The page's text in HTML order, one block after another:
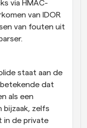
via HMAC-
van IDOR
van fouten uit
staat aan de
dat
als een
bijzaak, zelfs
in de private